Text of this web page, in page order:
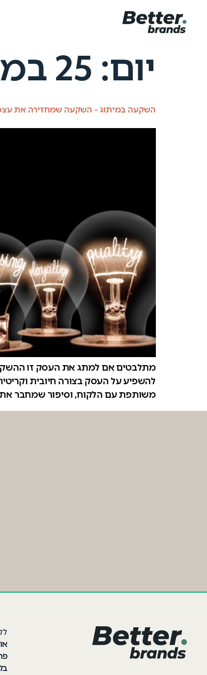
יום: 25 במאי 2024
השקעה במיתוג – השקעה שמחזירה את
מתלבטים אם למתג את העסק זו
להשפיע על העסק בצורה חיובית
משותפת עם הלקוח, וסיפור שמחבר